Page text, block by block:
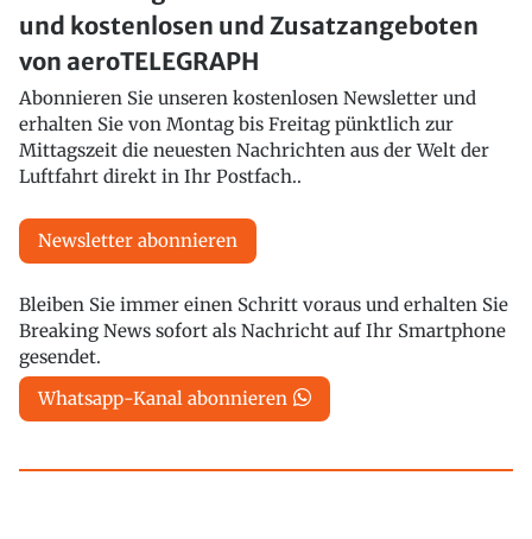
und kostenlosen und Zusatzangeboten
von aeroTELEGRAPH
Abonnieren Sie unseren kostenlosen Newsletter und
erhalten Sie von Montag bis Freitag pünktlich zur
Mittagszeit die neuesten Nachrichten aus der Welt der
Luftfahrt direkt in Ihr Postfach..
Newsletter abonnieren
Bleiben Sie immer einen Schritt voraus und erhalten Sie
Breaking News sofort als Nachricht auf Ihr Smartphone
gesendet.
Whatsapp-Kanal abonnieren